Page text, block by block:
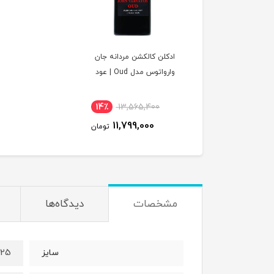
ادکلن کالکشن مردانه جان
وارواتوس مدل Oud | عود
13,565,400 14٪
11,799,000 تومان
مشخصات دیدگاه‌ها
سایز 125